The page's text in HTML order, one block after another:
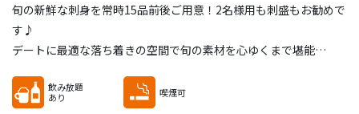
旬の新鮮な刺身を常時15品前後ご用意！2名様用も刺盛もお勧めで
す♪
デートに最適な落ち着きの空間で旬の素材を心ゆくまで堪能…
飲み放題
あり
喫煙可